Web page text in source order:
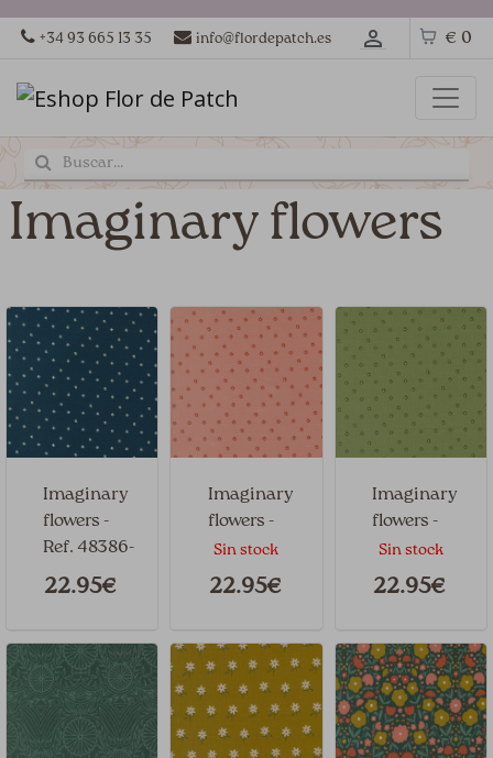
+34 93 665 13 35 info@flordepatch.es € 0
Imaginary flowers
Imaginary
flowers -
Ref. 48386-
20
22.95€
Imaginary
flowers -
Ref. 48386-
18
Sin stock
22.95€
Imaginary
flowers -
Ref. 48386-
12
Sin stock
22.95€